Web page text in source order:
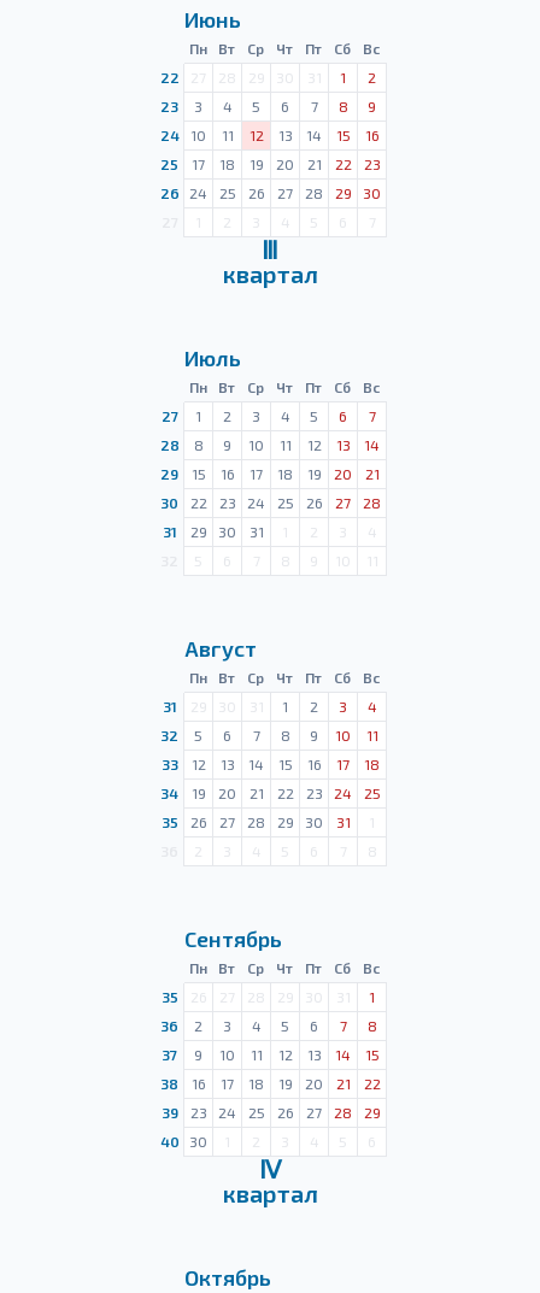
Июнь
Пн Вт Ср Чт Пт Сб
Вс
22
27 28 29 30 31 1
2
23
3 4 5 6 7 8
9
24
10 11 12 13 14 15
16
25
17 18 19 20 21 22
23
26
24 25 26 27 28 29
30
1 2 3 4 5 6 7
Ⅲ
квартал
Июль
Пн Вт Ср Чт Пт Сб
Вс
27
1 2 3 4 5 6
7
28
8 9 10 11 12 13
14
29
15 16 17 18 19 20
21
30
22 23 24 25 26 27
28
31
29 30 31 1 2 3
4
5 6 7 8 9 10 11
Август
Пн Вт Ср Чт Пт Сб
Вс
31
29 30 31 1 2 3
4
32
5 6 7 8 9 10
11
33
12 13 14 15 16 17
18
34
19 20 21 22 23 24
25
35
26 27 28 29 30 31
1
2 3 4 5 6 7 8
Сентябрь
Пн Вт Ср Чт Пт Сб
Вс
35
26 27 28 29 30 31
1
36
2 3 4 5 6 7
8
37
9 10 11 12 13 14
15
38
16 17 18 19 20 21
22
39
23 24 25 26 27 28
29
40
30 1 2 3 4 5 6
Ⅳ
квартал
Октябрь